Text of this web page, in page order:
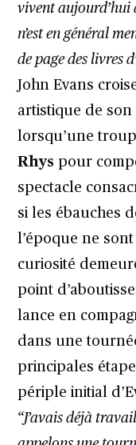
vivent aujourd’hui
n’est en général
de page des livres
John Evans
artistique de
lorsqu’une
Rhys pour
spectacle
si les ébauches
l’époque ne
curiosité
point
lance en
dans une
principales
périple initial
“J’avais déjà